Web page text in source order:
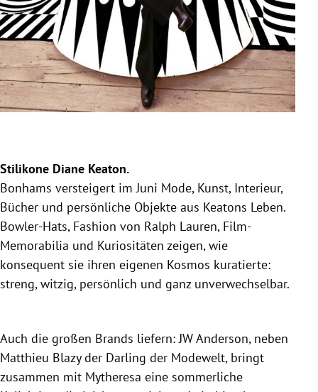
Stilikone Diane Keaton.
Bonhams versteigert im Juni Mode, Kunst, Interieur,
Bücher und persönliche Objekte aus Keatons Leben.
Bowler-Hats, Fashion von Ralph Lauren, Film-
Memorabilia und Kuriositäten zeigen, wie
konsequent sie ihren eigenen Kosmos kuratierte:
streng, witzig, persönlich und ganz unverwechselbar.
Auch die großen Brands liefern: JW Anderson, neben
Matthieu Blazy der Darling der Modewelt, bringt
zusammen mit Mytheresa eine sommerliche